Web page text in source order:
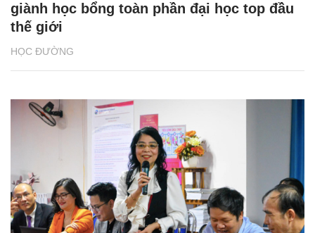
HỌC ĐƯỜNG
giành học bổng toàn phần đại học top đầu
thế giới